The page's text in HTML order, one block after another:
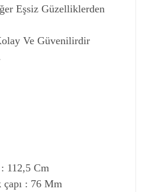
Eşsiz Güzelliklerden
Ve Güvenilirdir
112,5 Cm
: 76 Mm